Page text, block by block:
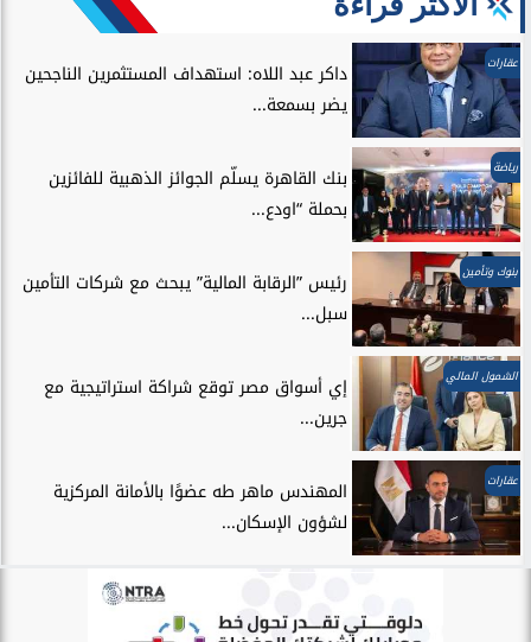
عقارات
داكر عبد اللاه: استهداف المستثمرين الناجحين
يضر بسمعة...
رياضة
بنك القاهرة يسلّم الجوائز الذهبية للفائزين
بحملة “اودع...
بنوك وتأمين
رئيس ”الرقابة المالية” يبحث مع شركات التأمين
سبل...
الشمول المالي
إي أسواق مصر توقع شراكة استراتيجية مع
جرين...
عقارات
المهندس ماهر طه عضوًا بالأمانة المركزية
لشؤون الإسكان...